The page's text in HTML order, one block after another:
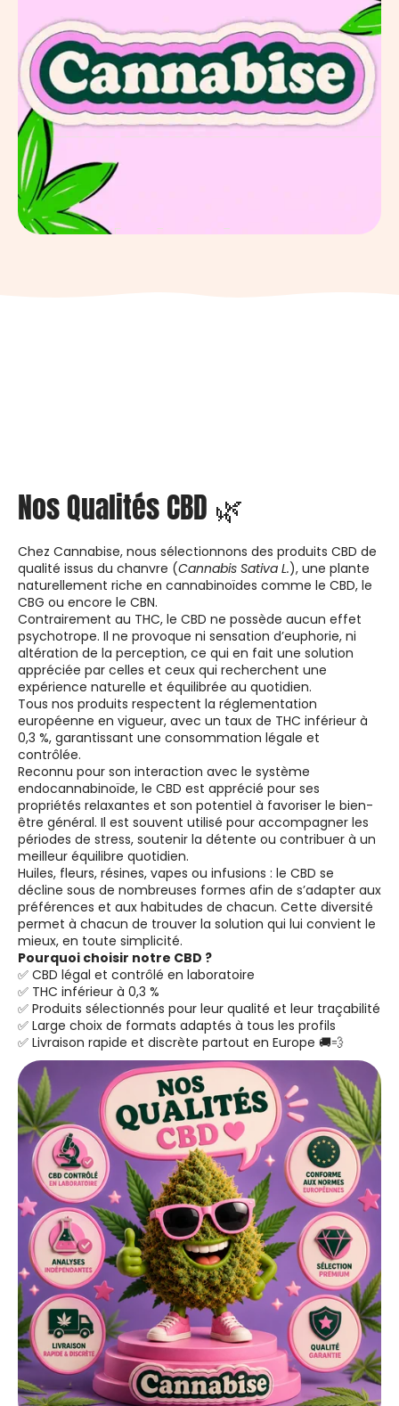
Nos Qualités CBD 🌿
Chez Cannabise, nous sélectionnons des produits CBD de
qualité issus du chanvre (Cannabis Sativa L.), une plante
naturellement riche en cannabinoïdes comme le CBD, le
CBG ou encore le CBN.
Contrairement au THC, le CBD ne possède aucun effet
psychotrope. Il ne provoque ni sensation d’euphorie, ni
altération de la perception, ce qui en fait une solution
appréciée par celles et ceux qui recherchent une
expérience naturelle et équilibrée au quotidien.
Tous nos produits respectent la réglementation
européenne en vigueur, avec un taux de THC inférieur à
0,3 %, garantissant une consommation légale et
contrôlée.
Reconnu pour son interaction avec le système
endocannabinoïde, le CBD est apprécié pour ses
propriétés relaxantes et son potentiel à favoriser le bien-
être général. Il est souvent utilisé pour accompagner les
périodes de stress, soutenir la détente ou contribuer à un
meilleur équilibre quotidien.
Huiles, fleurs, résines, vapes ou infusions : le CBD se
décline sous de nombreuses formes afin de s’adapter aux
préférences et aux habitudes de chacun. Cette diversité
permet à chacun de trouver la solution qui lui convient le
mieux, en toute simplicité.
Pourquoi choisir notre CBD ?
✅ CBD légal et contrôlé en laboratoire
✅ THC inférieur à 0,3 %
✅ Produits sélectionnés pour leur qualité et leur traçabilité
✅ Large choix de formats adaptés à tous les profils
✅ Livraison rapide et discrète partout en Europe 🚚💨